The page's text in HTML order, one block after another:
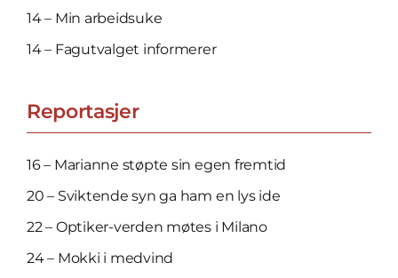
14 – Min arbeidsuke
14 – Fagutvalget informerer
Reportasjer
16 – Marianne støpte sin egen fremtid
20 – Sviktende syn ga ham en lys ide
22 – Optiker-verden møtes i Milano
24 – Mokki i medvind